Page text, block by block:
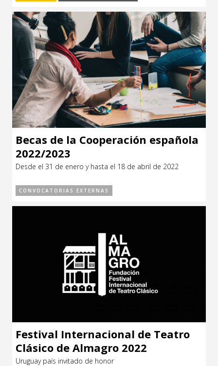
Becas de la Cooperación española
2022/2023
Desde el 31 de enero y hasta el 18 de abril de 2022
CONVOCATORIAS EXTERNAS
Festival Internacional de Teatro
Clásico de Almagro 2022
Uruguay país invitado de honor